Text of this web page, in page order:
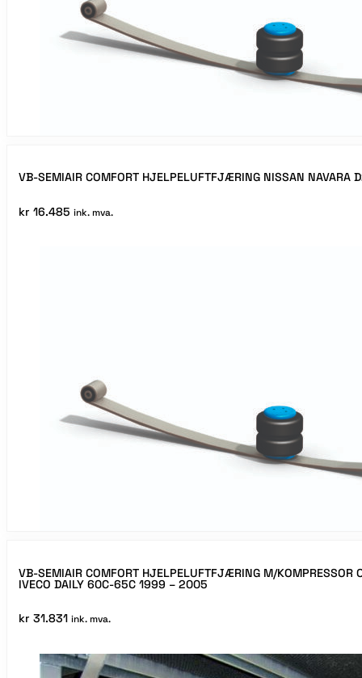
VB-SEMIAIR COMFORT HJELPELUFTFJÆRING NISSAN NAVARA
kr 16.485 ink. mva.
VB-SEMIAIR COMFORT HJELPELUFTFJÆRING M/KOMPRESSOR
IVECO DAILY 60C-65C 1999 – 2005
kr 31.831 ink. mva.